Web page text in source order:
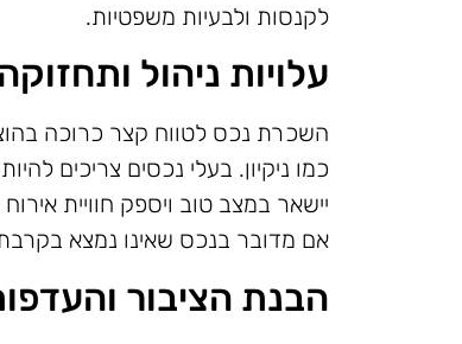
לקנסות ולבעיות משפטיות.
עלויות ניהול ותחזוקה
השכרת נכס לטווח קצר כרוכה
כמו ניקיון. בעלי נכסים צריכים
יישאר במצב טוב ויספק חוויית
אם מדובר בנכס שאינו נמצא
הבנת הציבור